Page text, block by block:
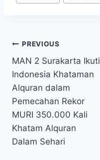
Post
navigation
PREVIOUS
MAN 2 Surakarta Ikuti
Indonesia Khataman
Alquran dalam
Pemecahan Rekor
MURI 350.000 Kali
Khatam Alquran
Dalam Sehari